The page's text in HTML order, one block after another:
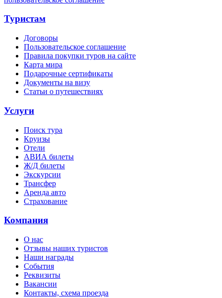
Туристам
Договоры
Пользовательское соглашение
Правила покупки туров на сайте
Карта мира
Подарочные сертификаты
Документы на визу
Статьи о путешествиях
Услуги
Поиск тура
Круизы
Отели
АВИА билеты
Ж/Д билеты
Экскурсии
Трансфер
Аренда авто
Страхование
Компания
О нас
Отзывы наших туристов
Наши награды
События
Реквизиты
Вакансии
Контакты, схема проезда